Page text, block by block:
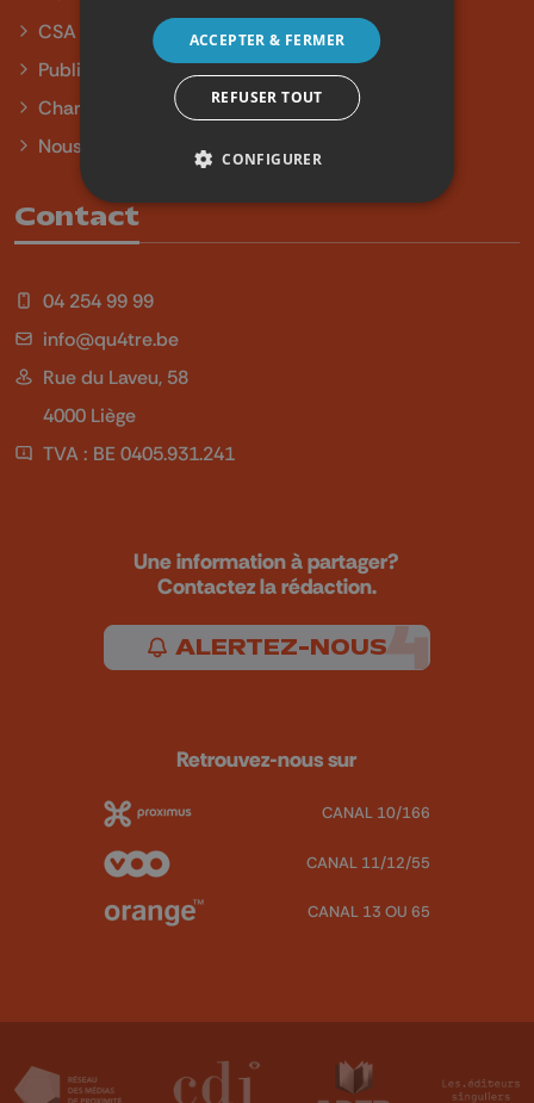
CSA
Publicité
Charte sur l'égalité et la diversité
Nous contacter
Contact
04 254 99 99
info@qu4tre.be
Rue du Laveu, 58
4000 Liège
TVA : BE 0405.931.241
Une information à partager?
Contactez la rédaction.
ALERTEZ-NOUS
Retrouvez-nous sur
CANAL 10/166
CANAL 11/12/55
CANAL 13 OU 65
ACCEPTER & FERMER
REFUSER TOUT
CONFIGURER